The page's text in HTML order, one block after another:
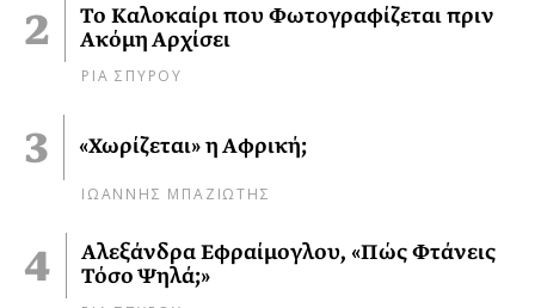
Το Καλοκαίρι που Φωτογραφίζεται πριν
Ακόμη Αρχίσει
ΡΙΑ ΣΠΥΡΟΥ
«Χωρίζεται» η Αφρική;
ΙΩΑΝΝΗΣ ΜΠΑΖΙΩΤΗΣ
Αλεξάνδρα Εφραίμογλου, «Πώς Φτάνεις
Τόσο Ψηλά;»